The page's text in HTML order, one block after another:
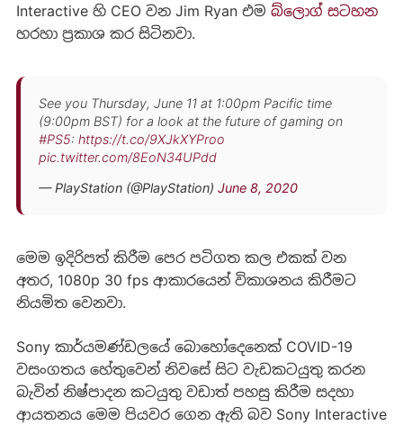
Interactive හි CEO වන Jim Ryan එම බ්ලොග් සටහන
හරහා ප්‍රකාශ කර සිටිනවා.
See you Thursday, June 11 at 1:00pm Pacific time
(9:00pm BST) for a look at the future of gaming on
#PS5: https://t.co/9XJkXYProo
pic.twitter.com/8EoN34UPdd
— PlayStation (@PlayStation) June 8, 2020
මෙම ඉදිරිපත් කිරීම පෙර පටිගත කල එකක් වන
අතර, 1080p 30 fps ආකාරයෙන් විකාශනය කිරීමට
නියමිත වෙනවා.
Sony කාර්යමණ්ඩලයේ බොහෝදෙනෙක් COVID-19
වසංගතය හේතුවෙන් නිවසේ සිට වැඩකටයුතු කරන
බැවින් නිෂ්පාදන කටයුතු වඩාත් පහසු කිරීම සදහා
ආයතනය මෙම පියවර ගෙන ඇති බව Sony Interactive